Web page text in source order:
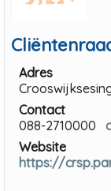
Adres
Contact
088-2710000
Website
https://